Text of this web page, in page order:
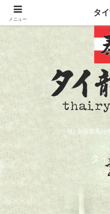
一社) 全国龍馬社
タ
メニュー
タ